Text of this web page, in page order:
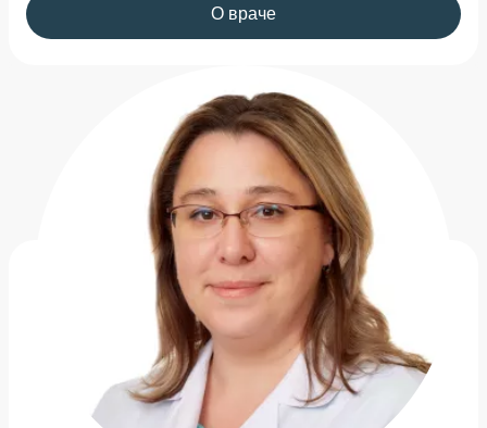
О враче